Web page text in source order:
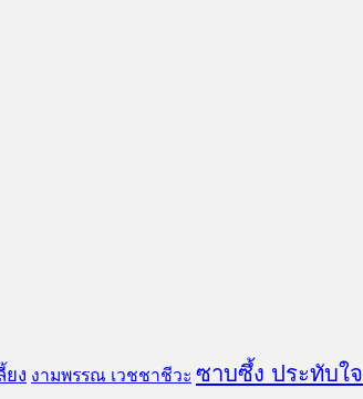
ยง งามพรรณ เวชชาชีวะ ซาบซึ้ง ประทับใจ